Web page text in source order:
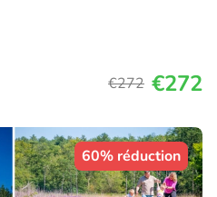
€272 €272
60% réduction